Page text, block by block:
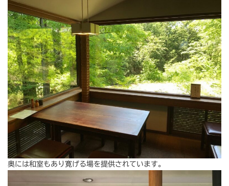
奥には和室もあり寛げる場を提供されています。